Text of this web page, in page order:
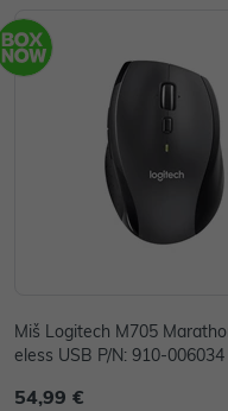
Miš Logitech M705
eless USB P/N: 910-006034
54,99 €